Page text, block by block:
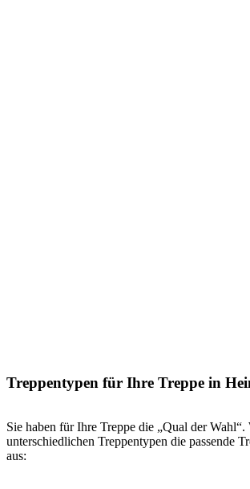
Treppentypen für Ihre Treppe in
Sie haben für Ihre Treppe die „Qual der Wahl“.
unterschiedlichen Treppentypen die passende
aus: